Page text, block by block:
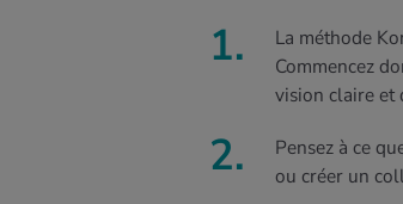
La méthode
Commencez
vision claire et
Pensez à ce
ou créer un